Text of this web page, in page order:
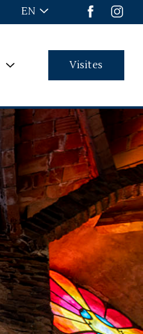
EN
Visites